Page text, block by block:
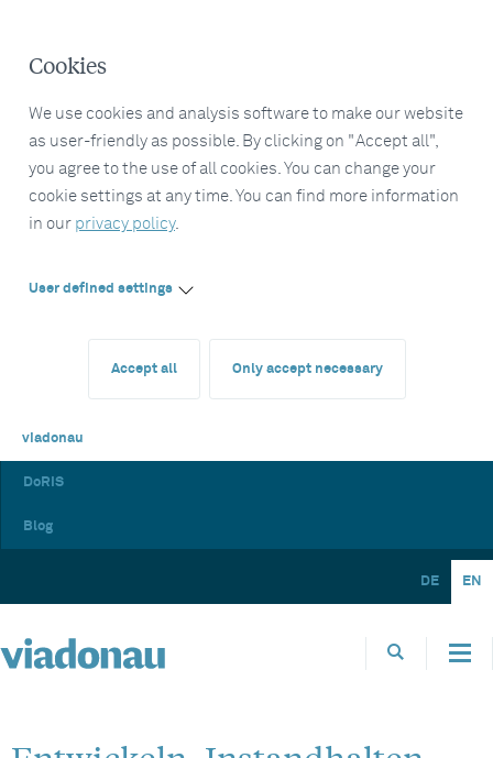
Cookies
We use cookies and analysis software to make our website
as user-friendly as possible. By clicking on "Accept all",
you agree to the use of all cookies. You can change your
cookie settings at any time. You can find more information
in our privacy policy.
User defined settings
Accept all Only accept necessary
viadonau
DoRIS
Blog
DE EN